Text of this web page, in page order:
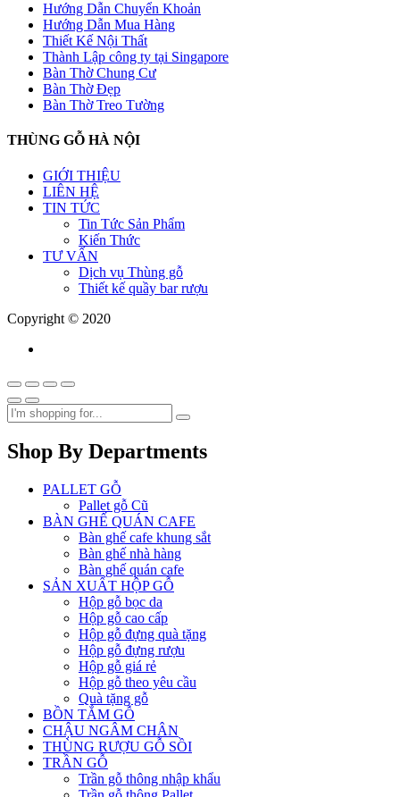
Hướng Dẫn Chuyển Khoản
Hướng Dẫn Mua Hàng
Thiết Kế Nội Thất
Thành Lập công ty tại Singapore
Bàn Thờ Chung Cư
Bàn Thờ Đẹp
Bàn Thờ Treo Tường
THÙNG GỖ HÀ NỘI
GIỚI THIỆU
LIÊN HỆ
TIN TỨC
Tin Tức Sản Phẩm
Kiến Thức
TƯ VẤN
Dịch vụ Thùng gỗ
Thiết kế quầy bar rượu
Copyright © 2020
Shop By Departments
PALLET GỖ
Pallet gỗ Cũ
BÀN GHẾ QUÁN CAFE
Bàn ghế cafe khung sắt
Bàn ghế nhà hàng
Bàn ghế quán cafe
SẢN XUẤT HỘP GỖ
Hộp gỗ bọc da
Hộp gỗ cao cấp
Hộp gỗ đựng quà tặng
Hộp gỗ đựng rượu
Hộp gỗ giá rẻ
Hộp gỗ theo yêu cầu
Quà tặng gỗ
BỒN TẮM GỖ
CHẬU NGÂM CHÂN
THÙNG RƯỢU GỖ SỒI
TRẦN GỖ
Trần gỗ thông nhập khẩu